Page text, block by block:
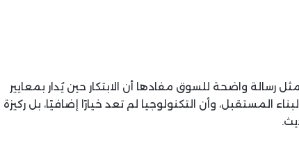
رسالة واضحة للسوق مفادها أن الابتكار حين يُدار بمعايير
المستقبل، وأن التكنولوجيا لم تعد خيارًا إضافيًا، بل ركيزة